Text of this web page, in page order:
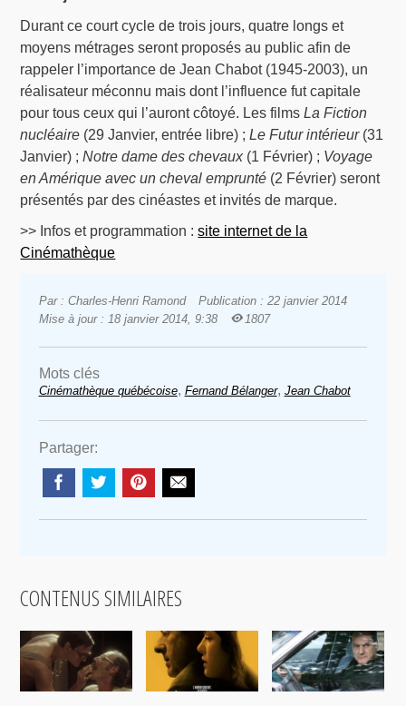
Durant ce court cycle de trois jours, quatre longs et
moyens métrages seront proposés au public afin de
rappeler l’importance de Jean Chabot (1945-2003), un
réalisateur méconnu mais dont l’influence fut capitale
pour tous ceux qui l’auront côtoyé. Les filmsLa Fiction
nucléaire (29 Janvier, entrée libre) ;Le Futur intérieur(31
Janvier) ;Notre dame des chevaux(1 Février) ; Voyage
en Amérique avec un cheval emprunté (2 Février) seront
présentés par des cinéastes et invités de marque.
>> Infos et programmation :site internet de la
Cinémathèque
Par : Charles-Henri Ramond
Publication : 22 janvier 2014
Mise à jour : 18 janvier 2014, 9:38
1807
Mots clés
Cinémathèque québécoise, Fernand Bélanger, Jean Chabot
Partager:
CONTENUS SIMILAIRES